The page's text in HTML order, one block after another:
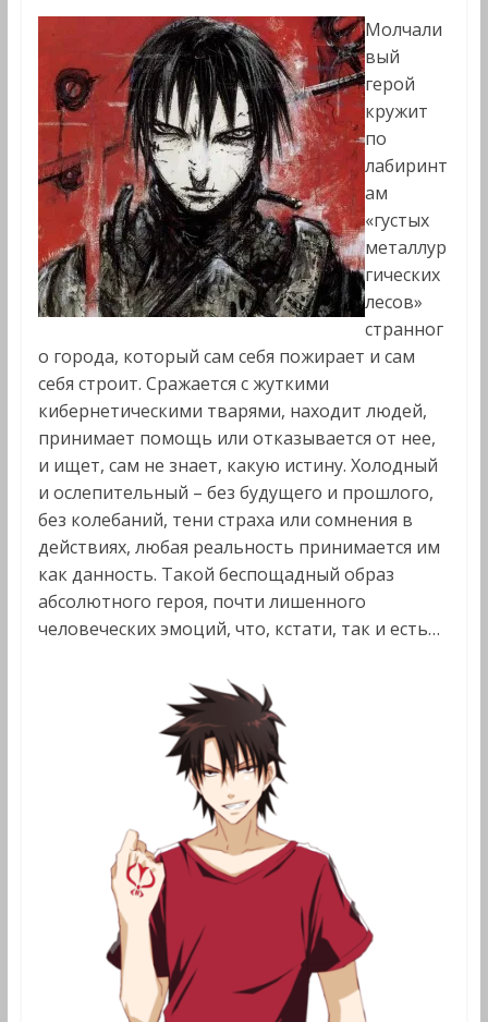
Молчали
вый
герой
кружит
по
лабиринт
ам
«густых
металлур
гических
лесов»
странног
о города, который сам себя пожирает и сам
себя строит. Сражается с жуткими
кибернетическими тварями, находит людей,
принимает помощь или отказывается от нее,
и ищет, сам не знает, какую истину. Холодный
и ослепительный – без будущего и прошлого,
без колебаний, тени страха или сомнения в
действиях, любая реальность принимается им
как данность. Такой беспощадный образ
абсолютного героя, почти лишенного
человеческих эмоций, что, кстати, так и есть…